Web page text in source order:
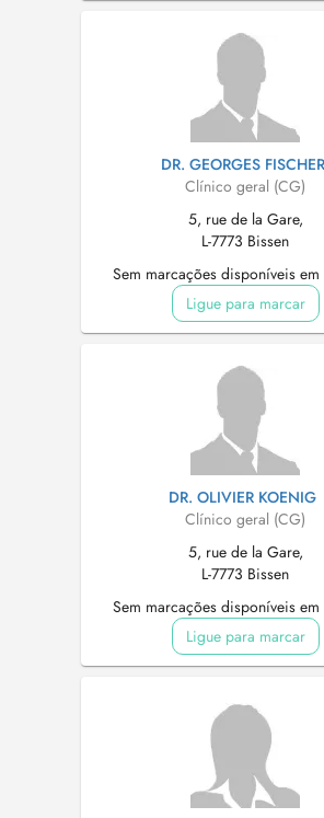
DR. GEORGES FISCHER
Clínico geral (CG)
5, rue de la Gare,
L-7773 Bissen
Sem marcações disponíveis em
Ligue para marcar
DR. OLIVIER KOENIG
Clínico geral (CG)
5, rue de la Gare,
L-7773 Bissen
Sem marcações disponíveis em
Ligue para marcar